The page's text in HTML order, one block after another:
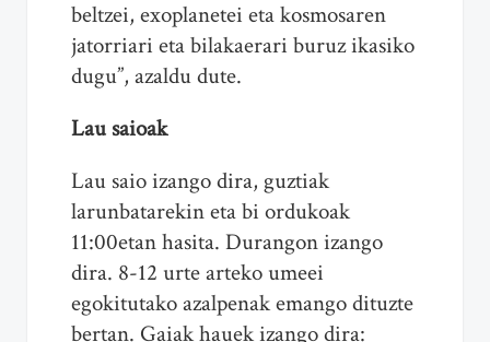
beltzei, exoplanetei eta kosmosaren
jatorriari eta bilakaerari buruz ikasiko
dugu”, azaldu dute.
Lau saioak
Lau saio izango dira, guztiak
larunbatarekin eta bi ordukoak
11:00etan hasita. Durangon izango
dira. 8-12 urte arteko umeei
egokitutako azalpenak emango dituzte
bertan. Gaiak hauek izango dira: